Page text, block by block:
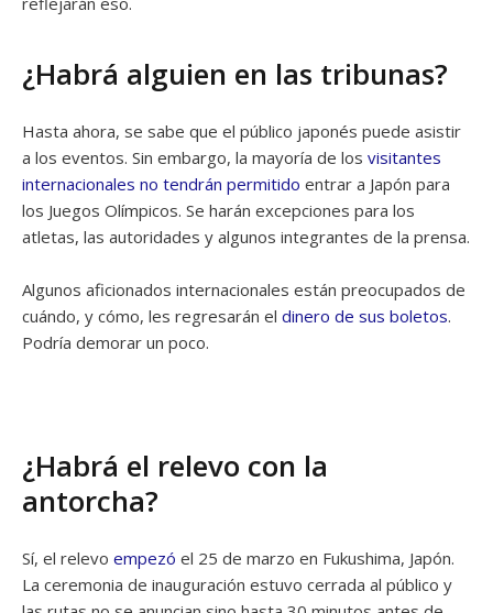
¿Habrá alguien en las tribunas?
Hasta ahora, se sabe que el público japonés puede asistir
a los eventos. Sin embargo, la mayoría de los visitantes
internacionales no tendrán permitido entrar a Japón para
los Juegos Olímpicos. Se harán excepciones para los
atletas, las autoridades y algunos integrantes de la prensa.
Algunos aficionados internacionales están preocupados de
cuándo, y cómo, les regresarán el dinero de sus boletos.
Podría demorar un poco.
¿Habrá el relevo con la
antorcha?
Sí, el relevo empezó el 25 de marzo en Fukushima, Japón.
La ceremonia de inauguración estuvo cerrada al público y